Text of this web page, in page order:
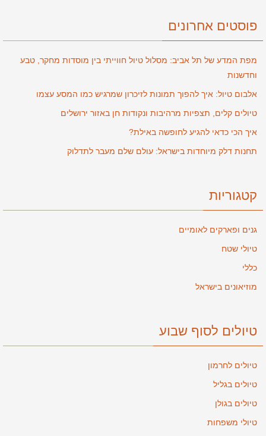
פוסטים אחרונים
מפת המדע של תל אביב: מסלול טיול חווייתי בין מוסדות מחקר, טבע
וחדשנות
אלבום טיול: איך להפוך תמונות לזיכרון שמרגיש כמו המסע עצמו
טיולים קלים, תצפיות מרהיבות ונקודות חן באזור ירושלים
איך הכי כדאי להגיע לחופשה באילת?
תחנות דלק מיוחדות בישראל: עולם שלם מעבר לתדלוק
קטגוריות
גנים ופארקים לאומיים
טיולי שטח
כללי
מוזיאונים בישראל
טיולים לסוף שבוע
טיולים לחרמון
טיולים בגליל
טיולים בגולן
טיולי משפחות